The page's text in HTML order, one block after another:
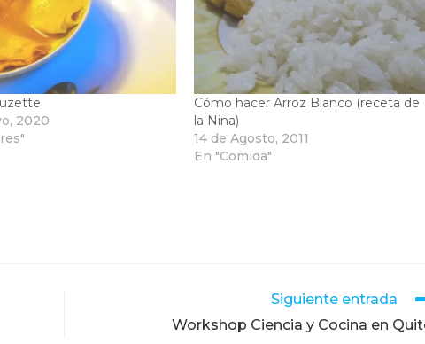
2020
Cómo hacer Arroz Blanco (receta de
la Nina)
14 de Agosto, 2011
En "Comida"
Siguiente entrada
Workshop Ciencia y Cocina en